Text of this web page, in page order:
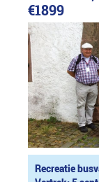
€1899
Recreatie